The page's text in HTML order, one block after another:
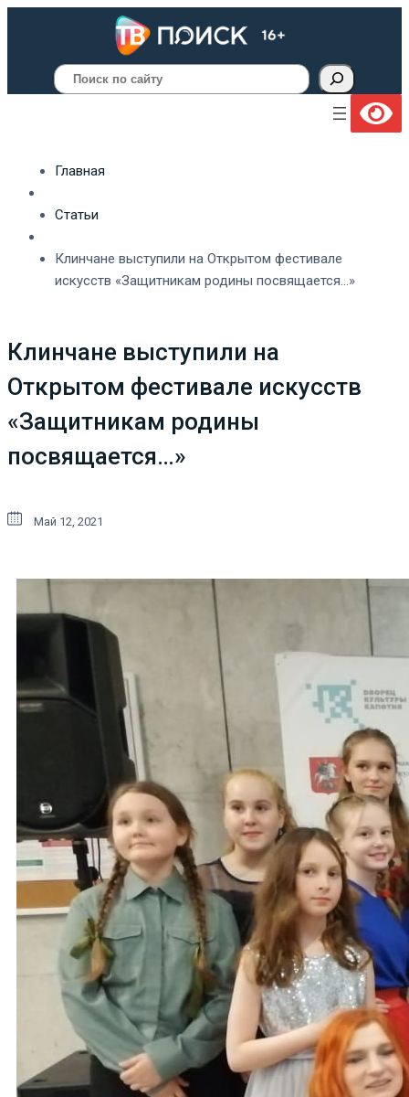
Поиск
Главная
Статьи
Клинчане выступили на Открытом фестивале
искусств «Защитникам родины посвящается…»
Клинчане выступили на
Открытом фестивале искусств
«Защитникам родины
посвящается…»
Май 12, 2021